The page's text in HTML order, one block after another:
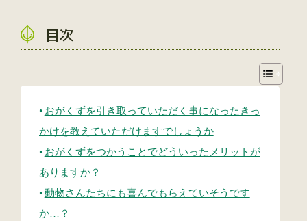
目次
おがくずを引き取っていただく事になったきっ
かけを教えていただけますでしょうか
おがくずをつかうことでどういったメリットが
ありますか？
動物さんたちにも喜んでもらえていそうです
か…？